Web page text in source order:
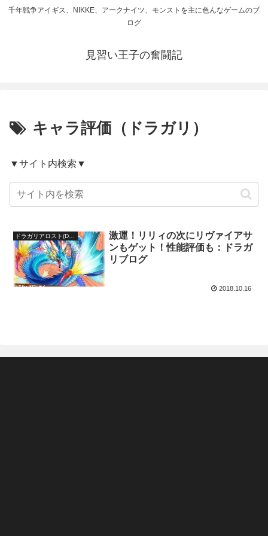
千年戦争アイギス、NIKKE、アークナイツ、モンストを主に色んなゲームのブ
ログ
見習い王子の奮闘記
キャラ評価（ドラガリ）
▼サイト内検索▼
ドラガリアロスト(DRAGALIALOST)
激運！リリィの次にリヴァイアサ
ンもゲット！性能評価も：ドラガ
リブログ
2018.10.16